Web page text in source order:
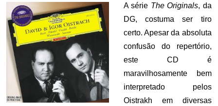
A série The Originals, da
DG, costuma ser tiro
certo. Apesar da absoluta
confusão do repertório,
este CD é
maravilhosamente bem
interpretado pelos
Oistrakh em diversas